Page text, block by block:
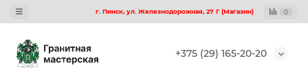
г. Пинск, ул. Железнодорожная, 27 Г (Магазин) 0
+375 (29) 165-20-20